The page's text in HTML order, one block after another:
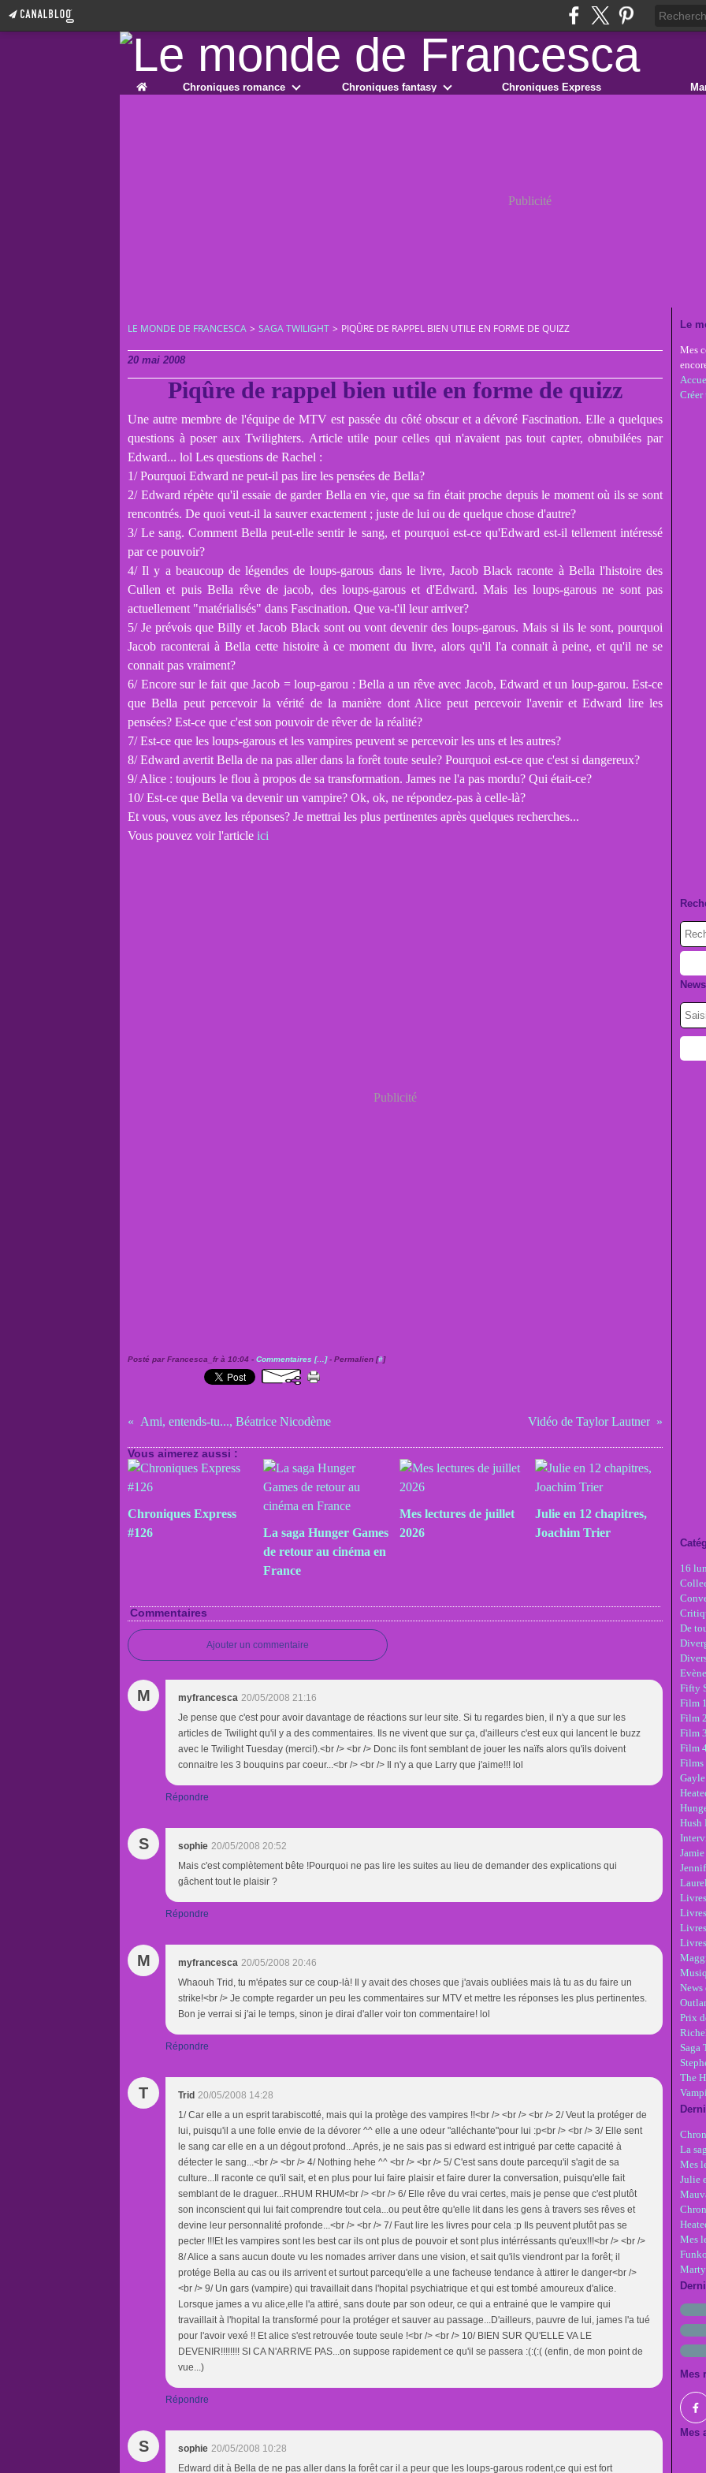
Home Chroniques romance Chroniques fantasy Chroniques Express
Publicité
LE MONDE DE FRANCESCA > SAGA TWILIGHT > PIQÛRE DE RAPPEL BIEN UTILE EN FORME DE QUIZZ
20 mai 2008
Piqûre de rappel bien utile en forme de quizz
Une autre membre de l'équipe de MTV est passée du côté obscur et a dévoré Fascination. Elle a quelques
questions à poser aux Twilighters. Article utile pour celles qui n'avaient pas tout capter, obnubilées par
Edward... lol Les questions de Rachel :
1/ Pourquoi Edward ne peut-il pas lire les pensées de Bella?
2/ Edward répète qu'il essaie de garder Bella en vie, que sa fin était proche depuis le moment où ils se sont
rencontrés. De quoi veut-il la sauver exactement ; juste de lui ou de quelque chose d'autre?
3/ Le sang. Comment Bella peut-elle sentir le sang, et pourquoi est-ce qu'Edward est-il tellement intéressé
par ce pouvoir?
4/ Il y a beaucoup de légendes de loups-garous dans le livre, Jacob Black raconte à Bella l'histoire des
Cullen et puis Bella rêve de jacob, des loups-garous et d'Edward. Mais les loups-garous ne sont pas
actuellement "matérialisés" dans Fascination. Que va-t'il leur arriver?
5/ Je prévois que Billy et Jacob Black sont ou vont devenir des loups-garous. Mais si ils le sont, pourquoi
Jacob raconterai à Bella cette histoire à ce moment du livre, alors qu'il l'a connait à peine, et qu'il ne se
connait pas vraiment?
6/ Encore sur le fait que Jacob = loup-garou : Bella a un rêve avec Jacob, Edward et un loup-garou. Est-ce
que Bella peut percevoir la vérité de la manière dont Alice peut percevoir l'avenir et Edward lire les
pensées? Est-ce que c'est son pouvoir de rêver de la réalité?
7/ Est-ce que les loups-garous et les vampires peuvent se percevoir les uns et les autres?
8/ Edward avertit Bella de na pas aller dans la forêt toute seule? Pourquoi est-ce que c'est si dangereux?
9/ Alice : toujours le flou à propos de sa transformation. James ne l'a pas mordu? Qui était-ce?
10/ Est-ce que Bella va devenir un vampire? Ok, ok, ne répondez-pas à celle-là?
Et vous, vous avez les réponses? Je mettrai les plus pertinentes après quelques recherches...
Vous pouvez voir l'article ici
Publicité
Posté par Francesca_fr à 10:04 - Commentaires [… ]- Permalien [#]
Ami, entends-tu..., Béatrice Nicodème Vidéo de Taylor Lautner
Vous aimerez aussi :
Chroniques Express
#126
La saga Hunger Games
de retour au cinéma en
France
Mes lectures de juillet
2026
Julie en 12 chapitres,
Joachim Trier
Commentaires
Ajouter un commentaire
M myfrancesca 20/05/2008 21:16
Je pense que c'est pour avoir davantage de réactions sur leur site. Si tu regardes bien, il n'y a que sur les
articles de Twilight qu'il y a des commentaires. Ils ne vivent que sur ça, d'ailleurs c'est eux qui lancent le buzz
avec le Twilight Tuesday (merci!).<br /> <br /> Donc ils font semblant de jouer les naïfs alors qu'ils doivent
connaitre les 3 bouquins par coeur...<br /> <br /> Il n'y a que Larry que j'aime!!! lol
Répondre
S sophie 20/05/2008 20:52
Mais c'est complètement bête !Pourquoi ne pas lire les suites au lieu de demander des explications qui
gâchent tout le plaisir ?
Répondre
M myfrancesca 20/05/2008 20:46
Whaouh Trid, tu m'épates sur ce coup-là! Il y avait des choses que j'avais oubliées mais là tu as du faire un
strike!<br /> Je compte regarder un peu les commentaires sur MTV et mettre les réponses les plus pertinentes.
Bon je verrai si j'ai le temps, sinon je dirai d'aller voir ton commentaire! lol
Répondre
T Trid 20/05/2008 14:28
1/ Car elle a un esprit tarabiscotté, mais qui la protège des vampires !!<br /> <br /> <br /> 2/ Veut la protéger de
lui, puisqu'il a une folle envie de la dévorer ^^ elle a une odeur "alléchante"pour lui :p<br /> <br /> 3/ Elle sent
le sang car elle en a un dégout profond...Aprés, je ne sais pas si edward est intrigué par cette capacité à
détecter le sang...<br /> <br /> 4/ Nothing hehe ^^ <br /> <br /> 5/ C'est sans doute parcequ'il s'agit de sa
culture...Il raconte ce qu'il sait, et en plus pour lui faire plaisir et faire durer la conversation, puisqu'elle fait
semblant de le draguer...RHUM RHUM<br /> <br /> 6/ Elle rêve du vrai certes, mais je pense que c'est plutôt
son inconscient qui lui fait comprendre tout cela...ou peut être qu'elle lit dans les gens à travers ses rêves et
devine leur personnalité profonde...<br /> <br /> 7/ Faut lire les livres pour cela :p Ils peuvent plutôt pas se
pecter !!!Et les vampires sont les best car ils ont plus de pouvoir et sont plus intérréssants qu'eux!!!<br /> <br />
8/ Alice a sans aucun doute vu les nomades arriver dans une vision, et sait qu'ils viendront par la forêt; il
protége Bella au cas ou ils arrivent et surtout parcequ'elle a une facheuse tendance à attirer le danger<br />
<br /> 9/ Un gars (vampire) qui travaillait dans l'hopital psychiatrique et qui est tombé amoureux d'alice.
Lorsque james a vu alice,elle l'a attiré, sans doute par son odeur, ce qui a entrainé que le vampire qui
travaillait à l'hopital la transformé pour la protéger et sauver au passage...D'ailleurs, pauvre de lui, james l'a tué
pour l'avoir vexé !! Et alice s'est retrouvée toute seule !<br /> <br /> 10/ BIEN SUR QU'ELLE VA LE
DEVENIR!!!!!!!! SI CA N'ARRIVE PAS...on suppose rapidement ce qu'il se passera :(:(:( (enfin, de mon point de
vue...)
Répondre
S sophie 20/05/2008 10:28
Edward dit à Bella de ne pas aller dans la forêt car il a peur que les loups-garous rodent,ce qui est fort
Le
Mes
16
De
Fifty
Film
Film
Film
Film
Films
Hush
Livres
News
Prix
Saga
The
La
Mes
Julie
Mes
Mes
Mes